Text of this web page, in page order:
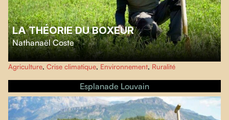
LA THÉORIE DU BOXEUR
Nathanaël Coste
Nathanaël Coste explore la vallée de la Drôme afin de saisir les stratégies
d'adaptation des agriculteurs et agricultrices, tout en interrogeant la
résilience alimentaire de nos régions.
Agriculture, Crise climatique, Environnement, Ruralité
Esplanade Louvain